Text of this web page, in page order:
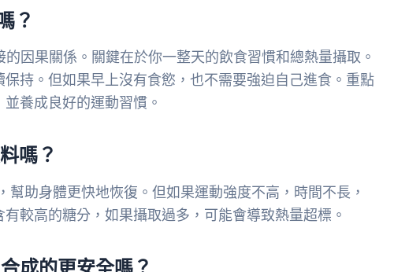
？
因果關係。關鍵在於你一整天的飲食習慣和總熱量攝取。
持。但如果早上沒有食慾，也不需要強迫自己進食。重點
養成良好的運動習慣。
嗎？
助身體更快地恢復。但如果運動強度不高，時間不長，
較高的糖分，如果攝取過多，可能會導致熱量超標。
成的更安全嗎？